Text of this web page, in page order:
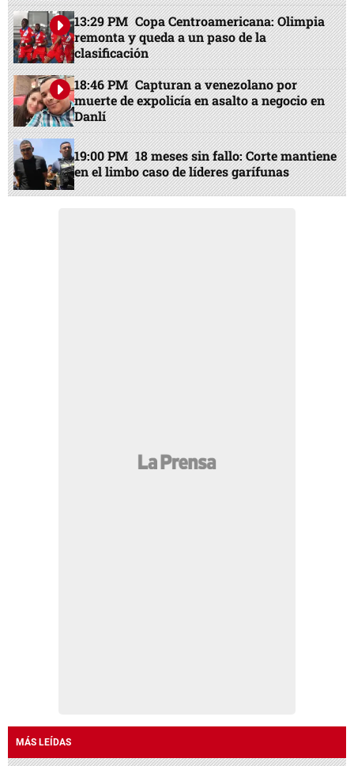
13:29 PM Copa Centroamericana: Olimpia
remonta y queda a un paso de la
clasificación
18:46 PM Capturan a venezolano por
muerte de expolicía en asalto a negocio en
Danlí
19:00 PM 18 meses sin fallo: Corte mantiene
en el limbo caso de líderes garífunas
MÁS LEÍDAS